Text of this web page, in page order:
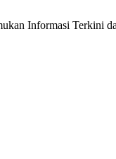
Informasi